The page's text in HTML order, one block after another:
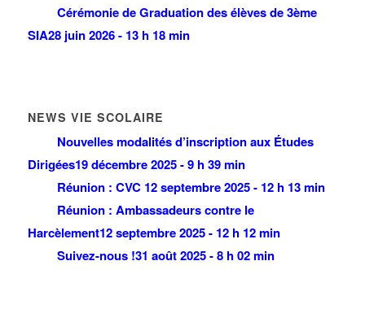
Cérémonie de Graduation des élèves de 3ème
SIA28 juin 2026 - 13 h 18 min
NEWS VIE SCOLAIRE
Nouvelles modalités d’inscription aux Études
Dirigées19 décembre 2025 - 9 h 39 min
Réunion : CVC 12 septembre 2025 - 12 h 13 min
Réunion : Ambassadeurs contre le
Harcèlement12 septembre 2025 - 12 h 12 min
Suivez-nous !31 août 2025 - 8 h 02 min